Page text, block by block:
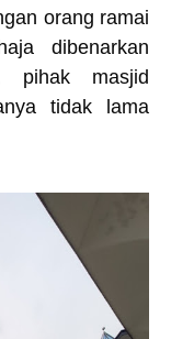
orang ramai
dibenarkan
pihak masjid
tidak lama